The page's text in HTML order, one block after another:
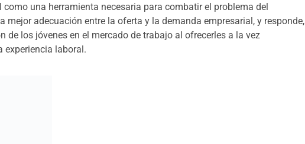
una herramienta necesaria para combatir el problema del
mejor adecuación entre la oferta y la demanda empresarial, y responde,
de los jóvenes en el mercado de trabajo al ofrecerles a la vez
laboral.